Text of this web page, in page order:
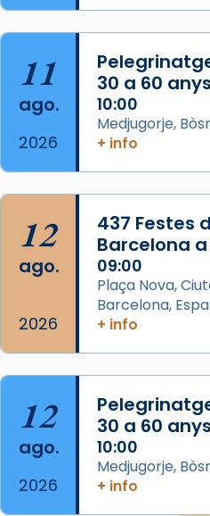
Acompanyant la
partir de l’Edat
que les santes Juliana
Semproniana (“relatiu
eterna”) són deixebles
frare Joan Gaspar
que les santes són
Mataró en reivindicarà
Foto
View on Facebook · Share
11
ago.
2026
30 a 60
10:00
Medjugorje,
+ info
12
ago.
2026
437 Festes
Barcelona
09:00
Plaça Nova,
Barcelona,
+ info
12
ago.
2026
30 a 60
10:00
Medjugorje,
+ info